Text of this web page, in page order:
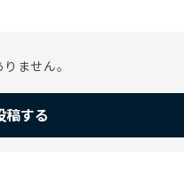
ません。
稿する